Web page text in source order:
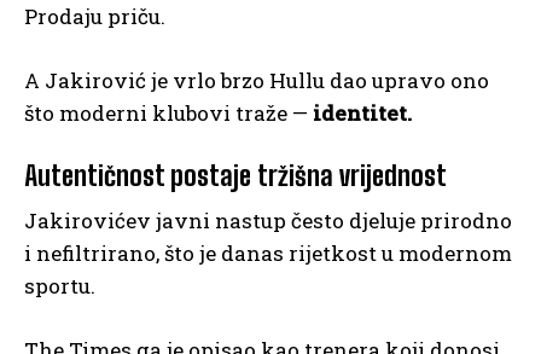
Prodaju priču.
A Jakirović je vrlo brzo Hullu dao upravo ono
što moderni klubovi traže — identitet.
Autentičnost postaje tržišna vrijednost
Jakirovićev javni nastup često djeluje prirodno
i nefiltrirano, što je danas rijetkost u modernom
sportu.